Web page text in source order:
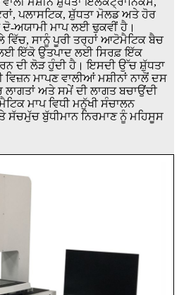
ਪਲਾਸਟਿਕ, ਸ਼ੁੱਧਤਾ ਮੋਲਡ ਅਤੇ ਹੋਰ
ਅਯਾਮੀ ਮਾਪ ਲਈ ਢੁਕਵੀਂ ਹੈ।
ਵਿੱਚ, ਸਾਨੂੰ ਪੂਰੀ ਤਰ੍ਹਾਂ ਆਟੋਮੈਟਿਕ ਬੈਚ
ਲਈ ਇੱਕੋ ਉਤਪਾਦ ਲਈ ਸਿਰਫ਼ ਇੱਕ
ਦੀ ਲੋੜ ਹੁੰਦੀ ਹੈ। ਇਸਦੀ ਉੱਚ ਸ਼ੁੱਧਤਾ
ਮਾਪਣ ਵਾਲੀਆਂ ਮਸ਼ੀਨਾਂ ਨਾਲੋਂ ਦਸ
ਅਤੇ ਸਮੇਂ ਦੀ ਲਾਗਤ ਬਚਾਉਂਦੀ
ਮਾਪ ਵਿਧੀ ਮਨੁੱਖੀ ਸੰਚਾਲਨ
ਬੁੱਧੀਮਾਨ ਨਿਰਮਾਣ ਨੂੰ ਮਹਿਸੂਸ